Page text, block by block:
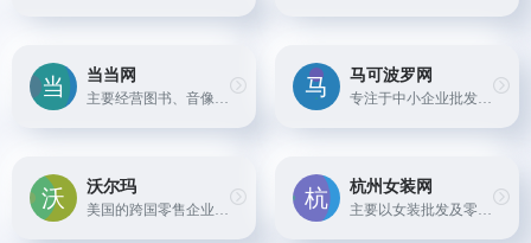
当当网
主要经营图书、音像制品、家居用品、数码产品等商品的在线销售，品种数量巨大，以品牌经营为重点。
马可波罗网
专注于中小企业批发的B2B电子商务平台，提供多种商品类别的批发采购服务。
沃尔玛
美国的跨国零售企业，提供包括生鲜食品、服装、家电、数码产品等各类商品的在线购物服务。
杭州女装网
主要以女装批发及零售为主，也有男装、童装等商品，支持一件起批和退换货服务。